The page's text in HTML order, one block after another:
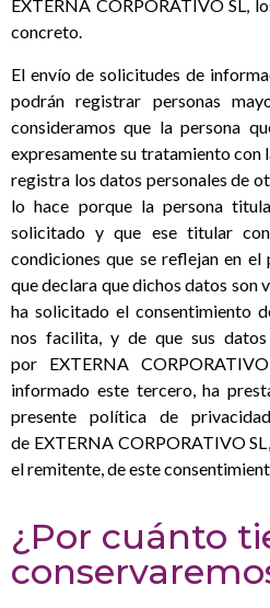
EXTERNA CORPORATIVO SL,
concreto.
El envío de solicitudes de
podrán registrar personas
consideramos que la persona
expresamente su tratamiento con
registra los datos personales de
lo hace porque la persona
solicitado y que ese titular
condiciones que se reflejan en
que declara que dichos datos son
ha solicitado el consentimiento
nos facilita, y de que sus datos
por EXTERNA
informado este tercero, ha
presente política de
de EXTERNA CORPORATIVO SL
el remitente, de este
¿Por cuánto